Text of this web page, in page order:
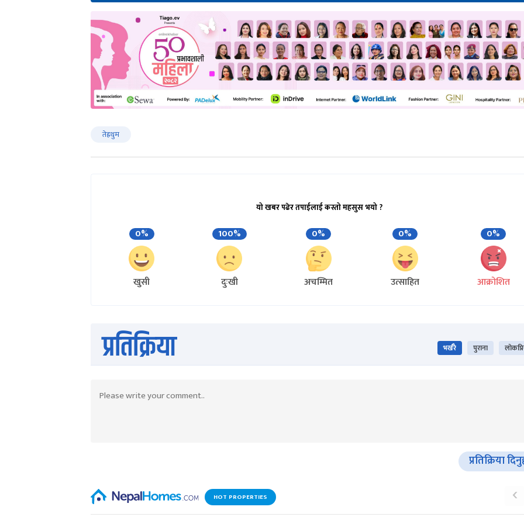
तेह्रथुम
यो खबर पढेर तपाईलाई कस्तो महसुस भयो ?
0%
खुसी
100%
दुःखी
0%
अचम्मित
0%
उत्साहित
0%
आक्रोशित
प्रतिक्रिया भर्खरै पुराना
प्रतिक्रिया
HOT PROPERTIES ‹